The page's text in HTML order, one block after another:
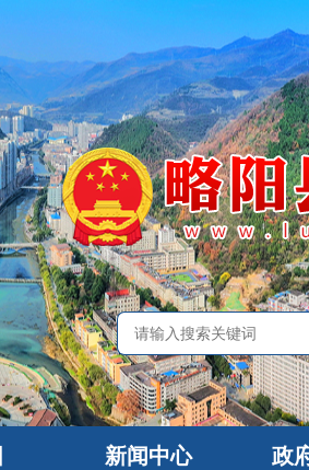
新闻中心 政